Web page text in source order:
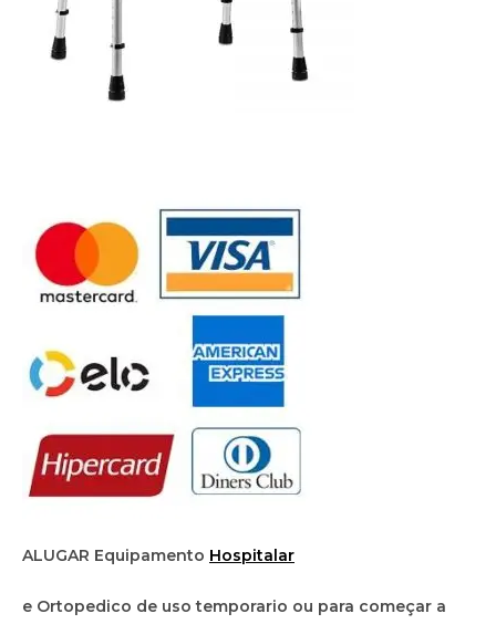
ALUGAR Equipamento Hospitalar
e Ortopedico de uso temporario ou para começar a